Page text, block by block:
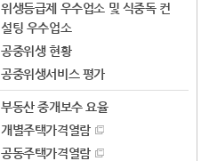
위생등급제 우수업소 및 식중독 컨
설팅 우수업소
공중위생 현황
공중위생서비스 평가
부동산 중개보수 요율
개별주택가격열람
공동주택가격열람